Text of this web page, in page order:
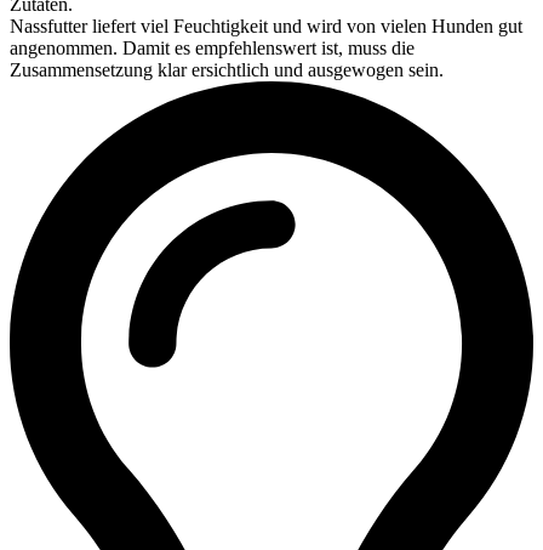
Zutaten.
Nassfutter liefert viel Feuchtigkeit und wird von vielen Hunden gut
angenommen. Damit es empfehlenswert ist, muss die
Zusammensetzung klar ersichtlich und ausgewogen sein.